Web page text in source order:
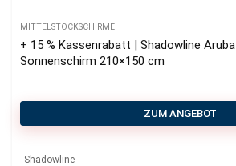
MITTELSTOCKSCHIRME
+ 15 % Kassenrabatt | Shadowline Aruba
Sonnenschirm 210×150 cm
ZUM ANGEBOT
Shadowline